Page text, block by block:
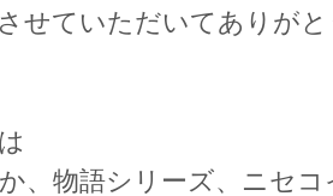
させていただいてありが
、物語シリーズ、ニセ